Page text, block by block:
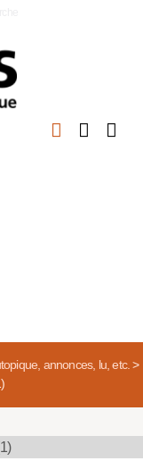
annonces, lu, etc.>